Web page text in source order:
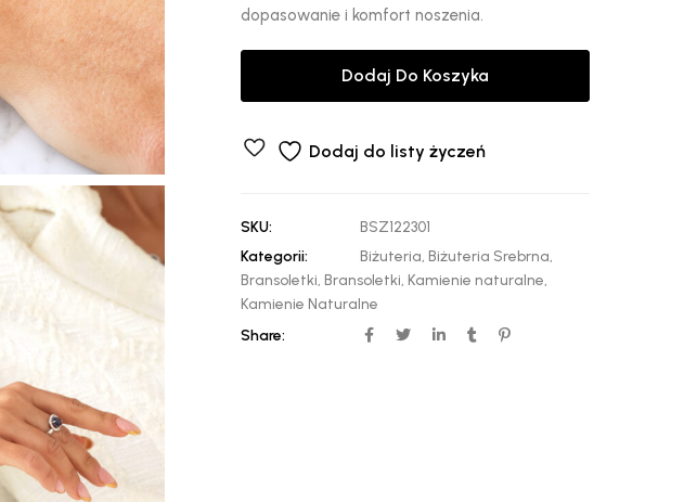
dopasowanie i komfort noszenia.
Dodaj Do Koszyka
Dodaj do listy życzeń
SKU:
BSZ122301
Kategorii:
Biżuteria, Biżuteria Srebrna,
Bransoletki, Bransoletki, Kamienie naturalne,
Kamienie Naturalne
Share: